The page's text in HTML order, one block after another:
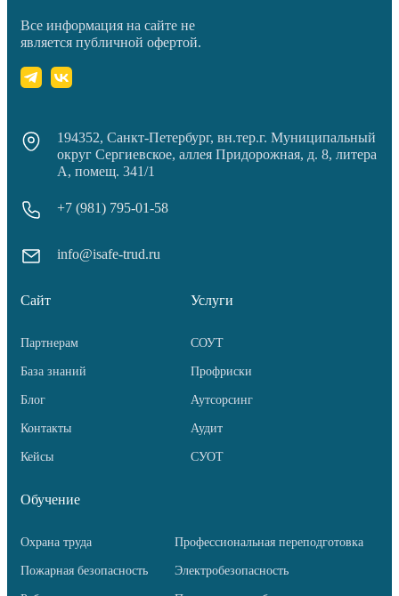
Все информация на сайте не
является публичной офертой.
194352, Санкт-Петербург, вн.тер.г. Муниципальный
округ Сергиевское, аллея Придорожная, д. 8, литера
А, помещ. 341/1
+7 (981) 795-01-58
info@isafe-trud.ru
Сайт
Партнерам
База знаний
Блог
Контакты
Кейсы
Услуги
СОУТ
Профриски
Аутсорсинг
Аудит
СУОТ
Обучение
Охрана труда Профессиональная переподготовка
Пожарная безопасность Электробезопасность